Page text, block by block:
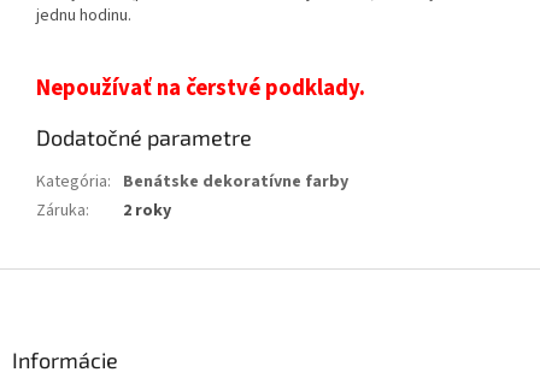
jednu hodinu.
Nepoužívať na čerstvé podklady.
Dodatočné parametre
Kategória: Benátske dekoratívne farby
Záruka: 2 roky
Informácie